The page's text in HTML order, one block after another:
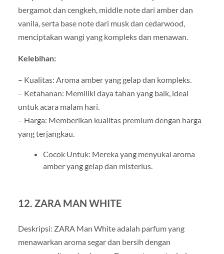
bergamot dan cengkeh, middle note dari amber dan
vanila, serta base note dari musk dan cedarwood,
menciptakan wangi yang kompleks dan menawan.
Kelebihan:
– Kualitas: Aroma amber yang gelap dan kompleks.
– Ketahanan: Memiliki daya tahan yang baik, ideal
untuk acara malam hari.
– Harga: Memberikan kualitas premium dengan harga
yang terjangkau.
Cocok Untuk: Mereka yang menyukai aroma
amber yang gelap dan misterius.
12. ZARA MAN WHITE
Deskripsi: ZARA Man White adalah parfum yang
menawarkan aroma segar dan bersih dengan